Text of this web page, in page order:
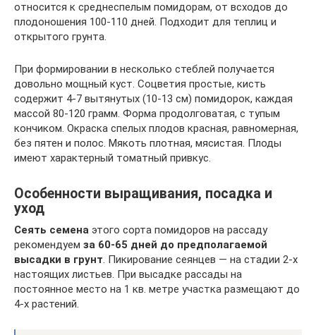
относится к среднеспелым помидорам, от всходов до
плодоношения 100-110 дней. Подходит для теплиц и
открытого грунта.
При формировании в несколько стеблей получается
довольно мощный куст. Соцветия простые, кисть
содержит 4-7 вытянутых (10-13 см) помидорок, каждая
массой 80-120 грамм. Форма продолговатая, с тупым
кончиком. Окраска спелых плодов красная, равномерная,
без пятен и полос. Мякоть плотная, мясистая. Плоды
имеют характерный томатный привкус.
Особенности выращивания, посадка и
уход
Сеять семена этого сорта помидоров на рассаду
рекомендуем за 60-65 дней до предполагаемой
высадки в грунт. Пикирование сеянцев — на стадии 2-х
настоящих листьев. При высадке рассады на
постоянное место на 1 кв. метре участка размещают до
4-х растений.